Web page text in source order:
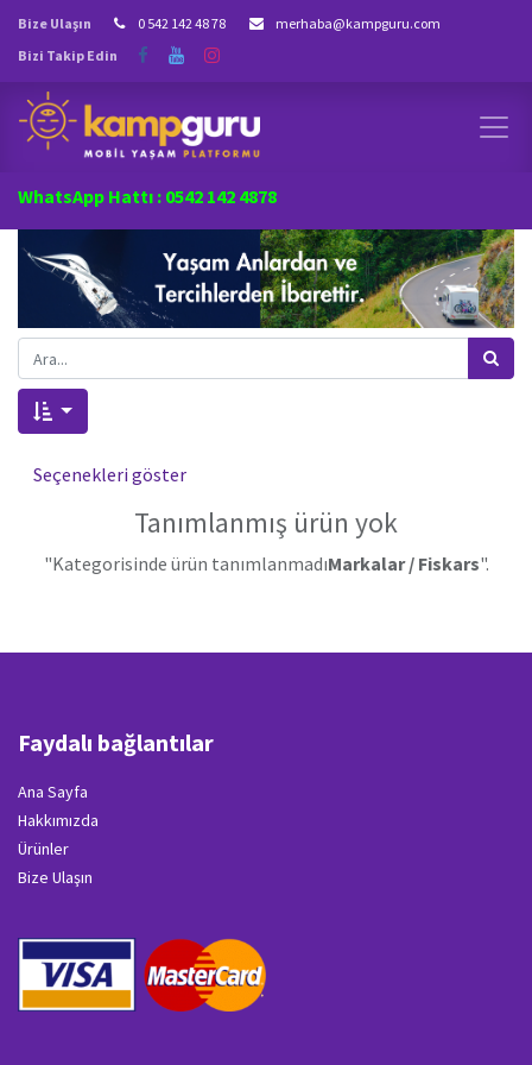
Bize Ulaşın 0 542 142 48 78
merhaba@kampguru.com
Bizi Takip Edin
WhatsApp Hattı : 0542 142 4878
Seçenekleri göster
Tanımlanmış ürün yok
"Kategorisinde ürün tanımlanmadıMarkalar / Fiskars".
Faydalı bağlantılar
Ana Sayfa
Hakkımızda
Ürünler
Bize Ulaşın